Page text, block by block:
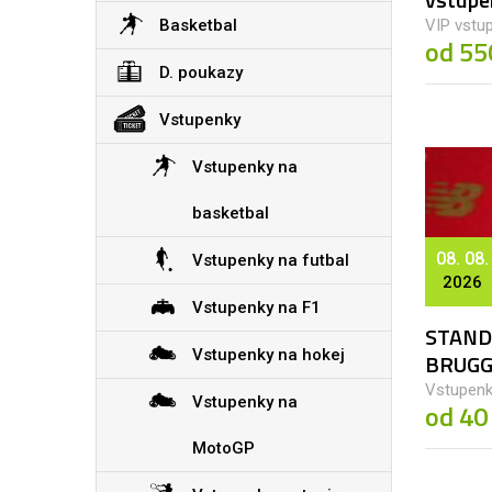
Hamburger SV
Hertha Berlín
Schalke 04
Werder Bremen
DFB Pokal
Superpohár
FC Bruggy
KAA Gent
Royal
Cercle Bruggy
Standard
Aberdeen FC
Rangers FC
VIP
od
08. 08.
2026
od
Basketbal
D. poukazy
Vstupenky
Vstupenky na
basketbal
Vstupenky na futbal
Vstupenky na F1
Vstupenky na hokej
Vstupenky na
MotoGP